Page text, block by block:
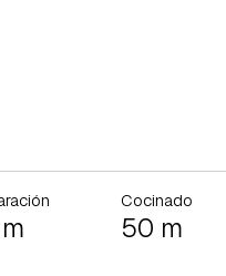
Cocinado
50 m